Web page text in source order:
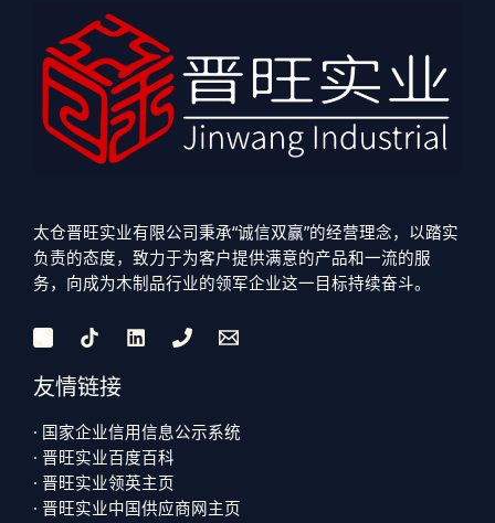
太仓晋旺实业有限公司秉承“诚信双赢”的经营理念，以踏实
负责的态度，致力于为客户提供满意的产品和一流的服
务，向成为木制品行业的领军企业这一目标持续奋斗。
友情链接
· 国家企业信用信息公示系统
· 晋旺实业百度百科
· 晋旺实业领英主页
· 晋旺实业中国供应商网主页